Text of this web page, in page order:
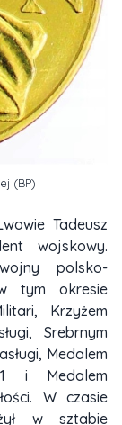
(BP)
Tadeusz
wojskowy.
polsko-
tym okresie
Krzyżem
Srebrnym
Medalem
i Medalem
W czasie
w sztabie